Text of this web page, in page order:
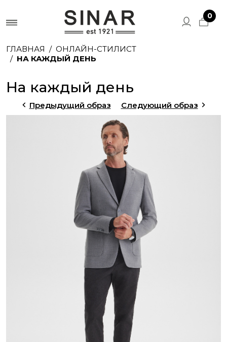
0
ГЛАВНАЯ
ОНЛАЙН-СТИЛИСТ
НА КАЖДЫЙ ДЕНЬ
На каждый день
Предыдущий образ Следующий образ